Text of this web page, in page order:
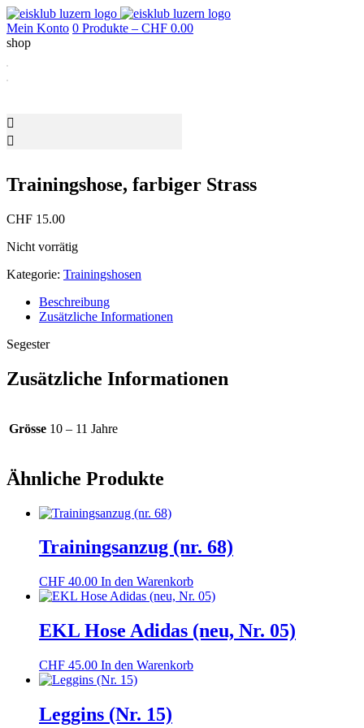
Mein Konto 0 Produkte – CHF 0.00
shop
Trainingshose, farbiger Strass
CHF 15.00
Nicht vorrätig
Kategorie: Trainingshosen
Beschreibung
Zusätzliche Informationen
Segester
Zusätzliche Informationen
Grösse 10 – 11 Jahre
Ähnliche Produkte
Trainingsanzug (nr. 68)
CHF 40.00 In den Warenkorb
EKL Hose Adidas (neu, Nr. 05)
CHF 45.00 In den Warenkorb
Leggins (Nr. 15)